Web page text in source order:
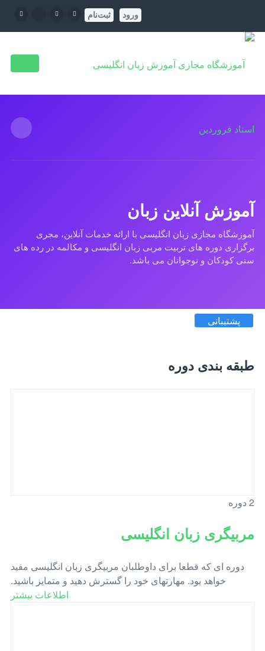
ورود ثبت‌نام
آموزش آنلاین زبان
آموزشگاه مجازی زبان انگلیسی با ارائه خدمات آنلاین، مجری
برگزاری دوره های تربیت مربی زبان انگلیسی و مکالمه در رده های
سنی کودکان و نوجوانان می باشد.
پشتیبانی
طبقه بندی دوره
2 دوره
مربیگری زبان انگلیسی
دوره ای که قطعا برای داوطلبان مربیگری زبان انگلیسی مفید
خواهد بود. مهارتهای خود را گسترش دهید و متمایز باشید.
اطلاعات بیشتر